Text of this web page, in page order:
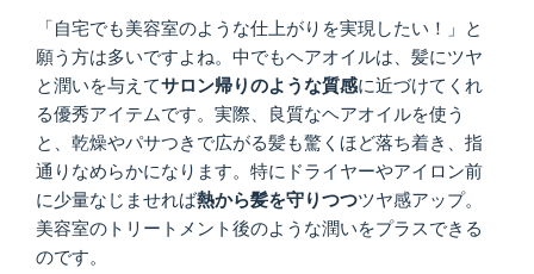
「自宅でも美容室のような仕上がりを実現したい！」と
願う方は多いですよね。中でもヘアオイルは、髪にツヤ
と潤いを与えてサロン帰りのような質感に近づけてくれ
る優秀アイテムです。実際、良質なヘアオイルを使う
と、乾燥やパサつきで広がる髪も驚くほど落ち着き、指
通りなめらかになります。特にドライヤーやアイロン前
に少量なじませれば熱から髪を守りつつツヤ感アップ。
美容室のトリートメント後のような潤いをプラスできる
のです。